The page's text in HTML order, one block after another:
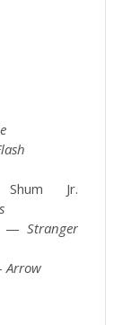
Jr.
—Stranger
Arrow